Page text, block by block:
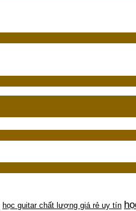
học guitar chất lượng giá rẻ uy tín